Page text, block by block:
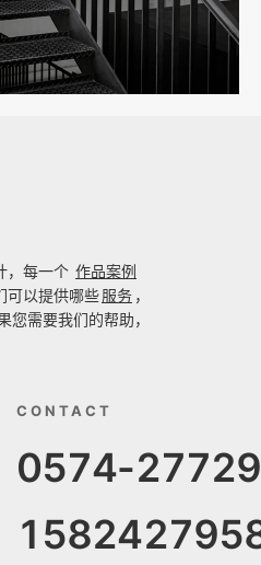
官网帮助客户判断实力
，每一个 作品案例
可以提供哪些服务 ，
您需要我们的帮助，
CONTACT
0574-